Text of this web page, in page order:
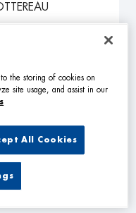
proximité
the storing of cookies on
site usage, and assist in our
All Cookies